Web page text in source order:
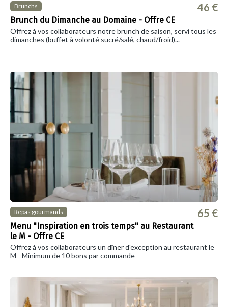
Brunchs
Brunch du Dimanche au Domaine - Offre CE
46 €
Offrez à vos collaborateurs notre brunch de saison, servi tous les
dimanches (buffet à volonté sucré/salé, chaud/froid)...
Repas gourmands
Menu "Inspiration en trois temps" au Restaurant
le M - Offre CE
65 €
Offrez à vos collaborateurs un dîner d'exception au restaurant le
M - Minimum de 10 bons par commande